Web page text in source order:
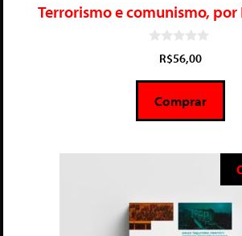
Terrorismo e comunismo, por
5
R$56,00
Comprar